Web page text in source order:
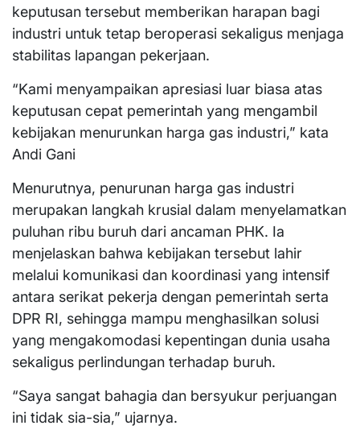
keputusan tersebut memberikan harapan bagi
industri untuk tetap beroperasi sekaligus menjaga
stabilitas lapangan pekerjaan.
“Kami menyampaikan apresiasi luar biasa atas
keputusan cepat pemerintah yang mengambil
kebijakan menurunkan harga gas industri,” kata
Andi Gani
Menurutnya, penurunan harga gas industri
merupakan langkah krusial dalam menyelamatkan
puluhan ribu buruh dari ancaman PHK. Ia
menjelaskan bahwa kebijakan tersebut lahir
melalui komunikasi dan koordinasi yang intensif
antara serikat pekerja dengan pemerintah serta
DPR RI, sehingga mampu menghasilkan solusi
yang mengakomodasi kepentingan dunia usaha
sekaligus perlindungan terhadap buruh.
“Saya sangat bahagia dan bersyukur perjuangan
ini tidak sia-sia,” ujarnya.